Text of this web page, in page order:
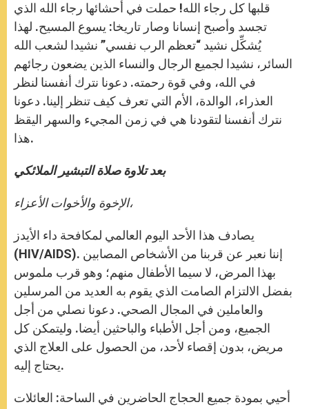
قلبها كل رجاء الله! حملت في أحشائها رجاء الله الذي
تجسد وأصبح إنسانا وصار تاريخا: يسوع المسيح. لهذا
يُشكِّل نشيد “تعظم الرب نفسي” نشيدا لشعب الله
السائر، نشيدا لجميع الرجال والنساء الذين يضعون رجائهم
في الله، وفي قوة رحمته. دعونا نترك أنفسنا لنظر
العذراء، الوالدة، الأم التي تعرف كيف تنظر إلينا. دعونا
نترك أنفسنا لتقودنا هي في زمن المجيء والسهر اليقظ
هذا.
بعد تلاوة صلاة التبشير الملائكي
الإخوة والأخوات الأعزاء،
يصادف هذا الأحد اليوم العالمي لمكافحة داء الأيدز
(HIV/AIDS). إننا نعبر عن قربنا من الأشخاص المصابين
بهذا المرض، لا سيما الأطفال منهم؛ وهو قرب ملموس
بفضل الالتزام الصامت الذي يقوم به العديد من المرسلين
والعاملين في المجال الصحي. دعونا نصلي من أجل
الجميع، ومن أجل الأطباء والباحثين أيضا. وليتمكن كل
مريض، بدون إقصاء لأحد، من الحصول على العلاج الذي
يحتاج إليه.
أحيي بمودة جميع الحجاج الحاضرين في الساحة: العائلات